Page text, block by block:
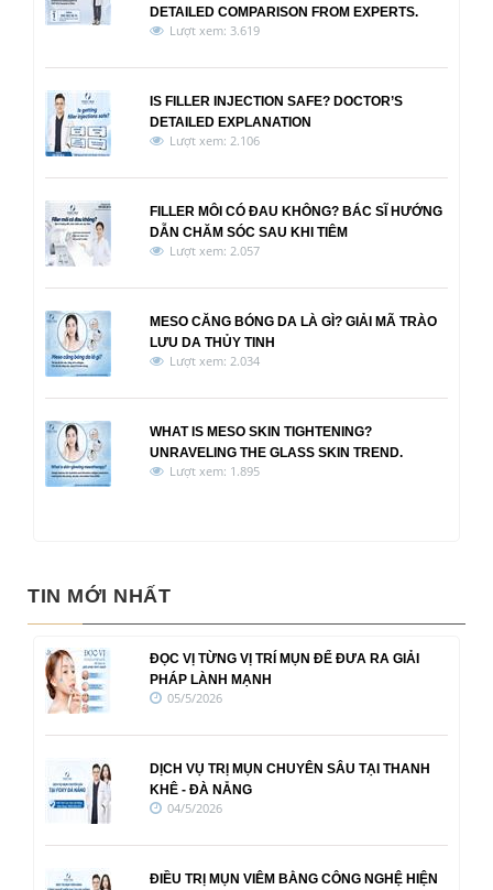
DETAILED COMPARISON FROM EXPERTS.
Lượt xem: 3.619
IS FILLER INJECTION SAFE? DOCTOR’S
DETAILED EXPLANATION
Lượt xem: 2.106
FILLER MÔI CÓ ĐAU KHÔNG? BÁC SĨ HƯỚNG
DẪN CHĂM SÓC SAU KHI TIÊM
Lượt xem: 2.057
MESO CĂNG BÓNG DA LÀ GÌ? GIẢI MÃ TRÀO
LƯU DA THỦY TINH
Lượt xem: 2.034
WHAT IS MESO SKIN TIGHTENING?
UNRAVELING THE GLASS SKIN TREND.
Lượt xem: 1.895
TIN MỚI NHẤT
ĐỌC VỊ TỪNG VỊ TRÍ MỤN ĐỂ ĐƯA RA GIẢI
PHÁP LÀNH MẠNH
05/5/2026
DỊCH VỤ TRỊ MỤN CHUYÊN SÂU TẠI THANH
KHÊ - ĐÀ NẴNG
04/5/2026
ĐIỀU TRỊ MỤN VIÊM BẰNG CÔNG NGHỆ HIỆN